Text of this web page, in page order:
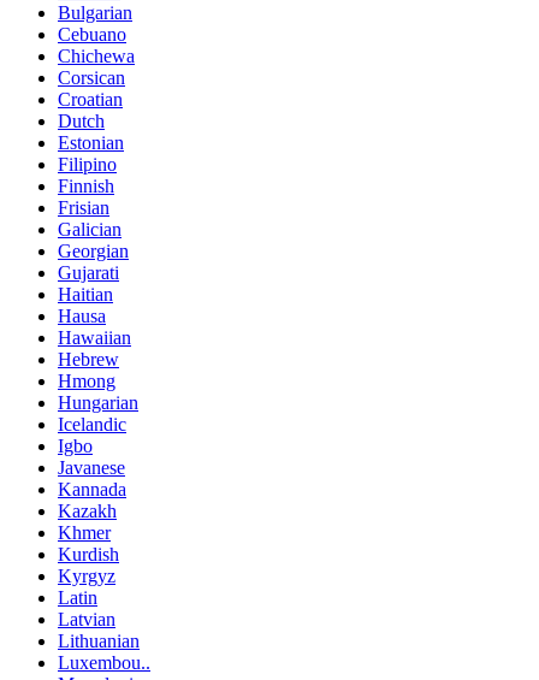
Bulgarian
Cebuano
Chichewa
Corsican
Croatian
Dutch
Estonian
Filipino
Finnish
Frisian
Galician
Georgian
Gujarati
Haitian
Hausa
Hawaiian
Hebrew
Hmong
Hungarian
Icelandic
Igbo
Javanese
Kannada
Kazakh
Khmer
Kurdish
Kyrgyz
Latin
Latvian
Lithuanian
Luxembou..